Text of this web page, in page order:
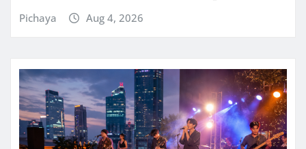
Pichaya Aug 4, 2026